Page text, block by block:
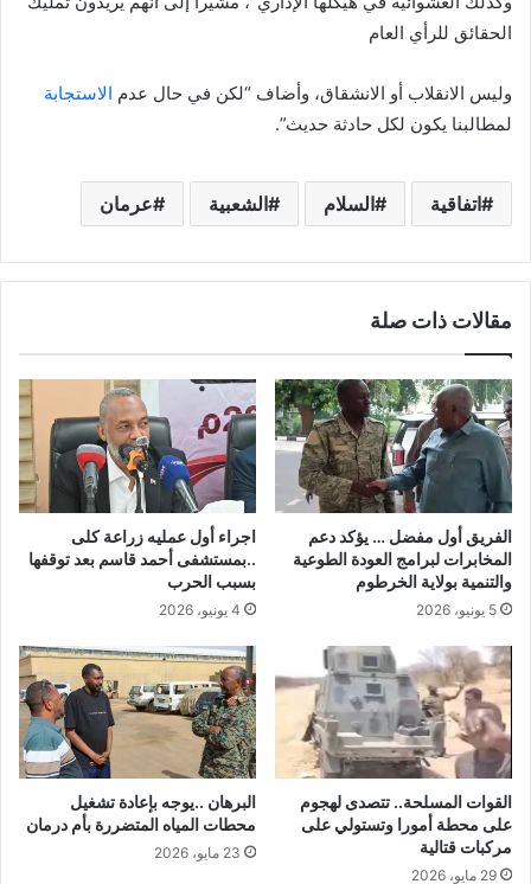
الحقائق للرأي العام
وليس الانقلاب أو الانشقاق، وأضاف “لكن في حال عدم الاستجابة
لمطالبنا يكون لكل حادثة حديث”.
اتفاقية السلام الشعبية عرمان
مقالات ذات صلة
الفريق أول مفضل … يؤكد دعم
المخابرات لبرامج العودة الطوعية
والتنمية بولاية الخرطوم
5 يونيو، 2026
اجراء أول عمليه زراعة كلى
..بمستشفى أحمد قاسم بعد توقفها
بسبب الحرب
4 يونيو، 2026
القوات المسلحة.. تتصدى لهجوم
على محطة أمورا وتستولي على
مركبات قتالية
29 مايو، 2026
البرهان ..يوجه بإعادة تشغيل
محطات المياه المتضررة بأم درمان
23 مايو، 2026